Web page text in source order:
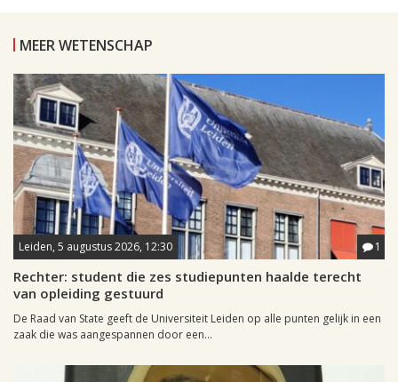
MEER WETENSCHAP
Leiden, 5 augustus 2026, 12:30 1
Rechter: student die zes studiepunten haalde terecht
van opleiding gestuurd
De Raad van State geeft de Universiteit Leiden op alle punten gelijk in een
zaak die was aangespannen door een...